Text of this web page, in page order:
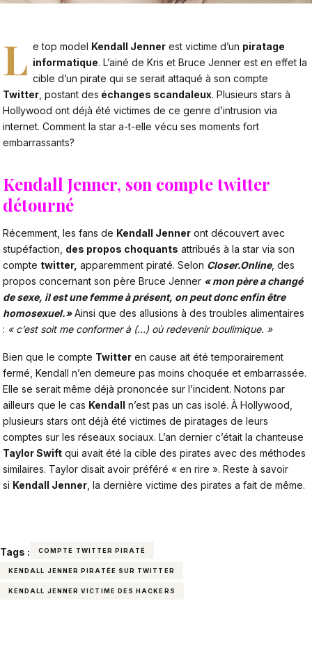
L e top model Kendall Jenner est victime d’un piratage
informatique. L’ainé de Kris et Bruce Jenner est en effet la
cible d’un pirate qui se serait attaqué à son compte
Twitter , postant des échanges scandaleux. Plusieurs stars à
Hollywood ont déjà été victimes de ce genre d’intrusion via
internet. Comment la star a-t-elle vécu ses moments fort
embarrassants?
Kendall Jenner, son compte twitter
détourné
Récemment, les fans de Kendall Jenner ont découvert avec
stupéfaction, des propos choquants attribués à la star via son
compte twitter, apparemment piraté. Selon Closer.Online, des
propos concernant son père Bruce Jenner « mon père a changé
de sexe, il est une femme à présent, on peut donc enfin être
homosexuel.»Ainsi que des allusions à des troubles alimentaires
: « c’est soit me conformer à (…) où redevenir boulimique. »
Bien que le compte Twitter en cause ait été temporairement
fermé, Kendall n’en demeure pas moins choquée et embarrassée.
Elle se serait même déjà prononcée sur l’incident. Notons par
ailleurs que le cas Kendall n’est pas un cas isolé. À Hollywood,
plusieurs stars ont déjà été victimes de piratages de leurs
comptes sur les réseaux sociaux. L’an dernier c’était la chanteuse
Taylor Swift qui avait été la cible des pirates avec des méthodes
similaires. Taylor disait avoir préféré « en rire ». Reste à savoir
si Kendall Jenner , la dernière victime des pirates a fait de même.
Tags : COMPTE TWITTER PIRATÉ
KENDALL JENNER PIRATÉE SUR TWITTER
KENDALL JENNER VICTIME DES HACKERS